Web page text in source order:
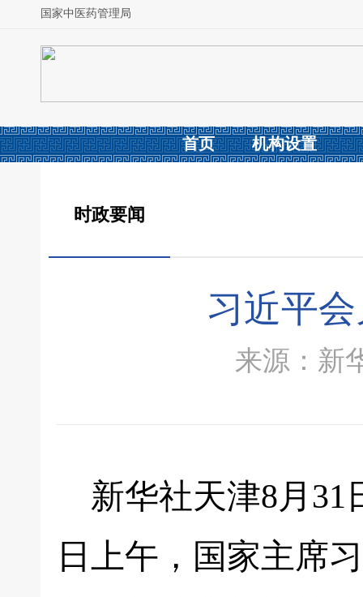
国家中医药管理局
首页 机构设置
时政要闻
习近平
来源：新
新华社天津8月31
日上午，国家主席